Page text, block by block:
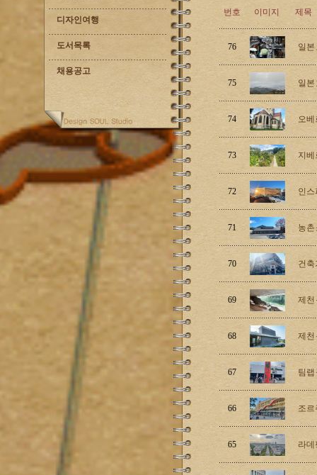
디자인여행
도서목록
채용공고
번호 이미지 제목
76 일본
75 일본
74 오베
73 지베
72 인스
71 농촌
70 건축
69 제천
68 제천
67 팀랩
66 조르
65 라데